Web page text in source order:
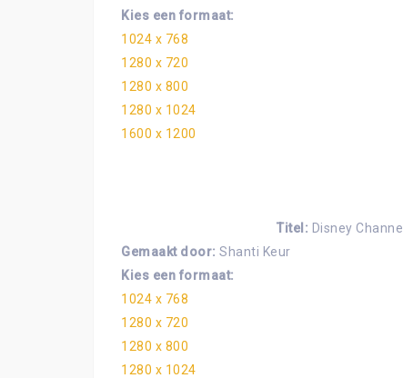
Kies een formaat:
1024 x 768
1280 x 720
1280 x 800
1280 x 1024
1600 x 1200
Titel: Disney Channel
Gemaakt door: Shanti Keur
Kies een formaat:
1024 x 768
1280 x 720
1280 x 800
1280 x 1024